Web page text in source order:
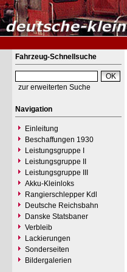
Fahrzeug-Schnellsuche
zur erweiterten Suche
Navigation
Einleitung
Beschaffungen 1930
Leistungsgruppe I
Leistungsgruppe II
Leistungsgruppe III
Akku-Kleinloks
Rangierschlepper Kdl
Deutsche Reichsbahn
Danske Statsbaner
Verbleib
Lackierungen
Sonderseiten
Bildergalerien